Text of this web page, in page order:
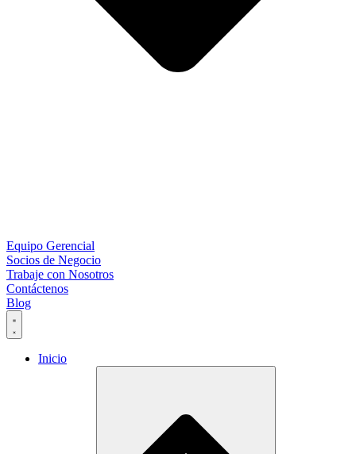
Equipo Gerencial
Socios de Negocio
Trabaje con Nosotros
Contáctenos
Blog
Inicio